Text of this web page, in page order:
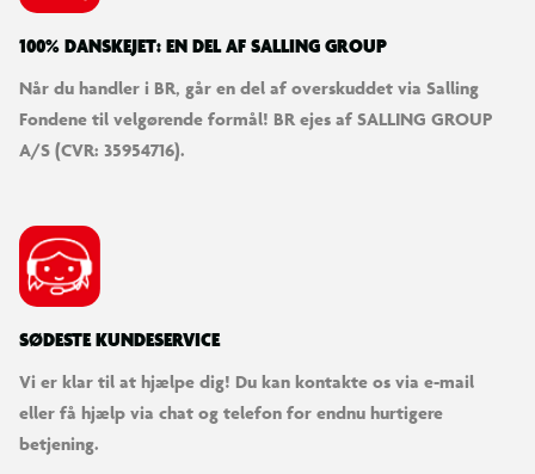
100% DANSKEJET: EN DEL AF SALLING GROUP
Når du handler i BR, går en del af overskuddet via Salling
Fondene til velgørende formål! BR ejes af SALLING GROUP
A/S (CVR: 35954716).
SØDESTE KUNDESERVICE
Vi er klar til at hjælpe dig! Du kan kontakte os via e-mail
eller få hjælp via chat og telefon for endnu hurtigere
betjening.